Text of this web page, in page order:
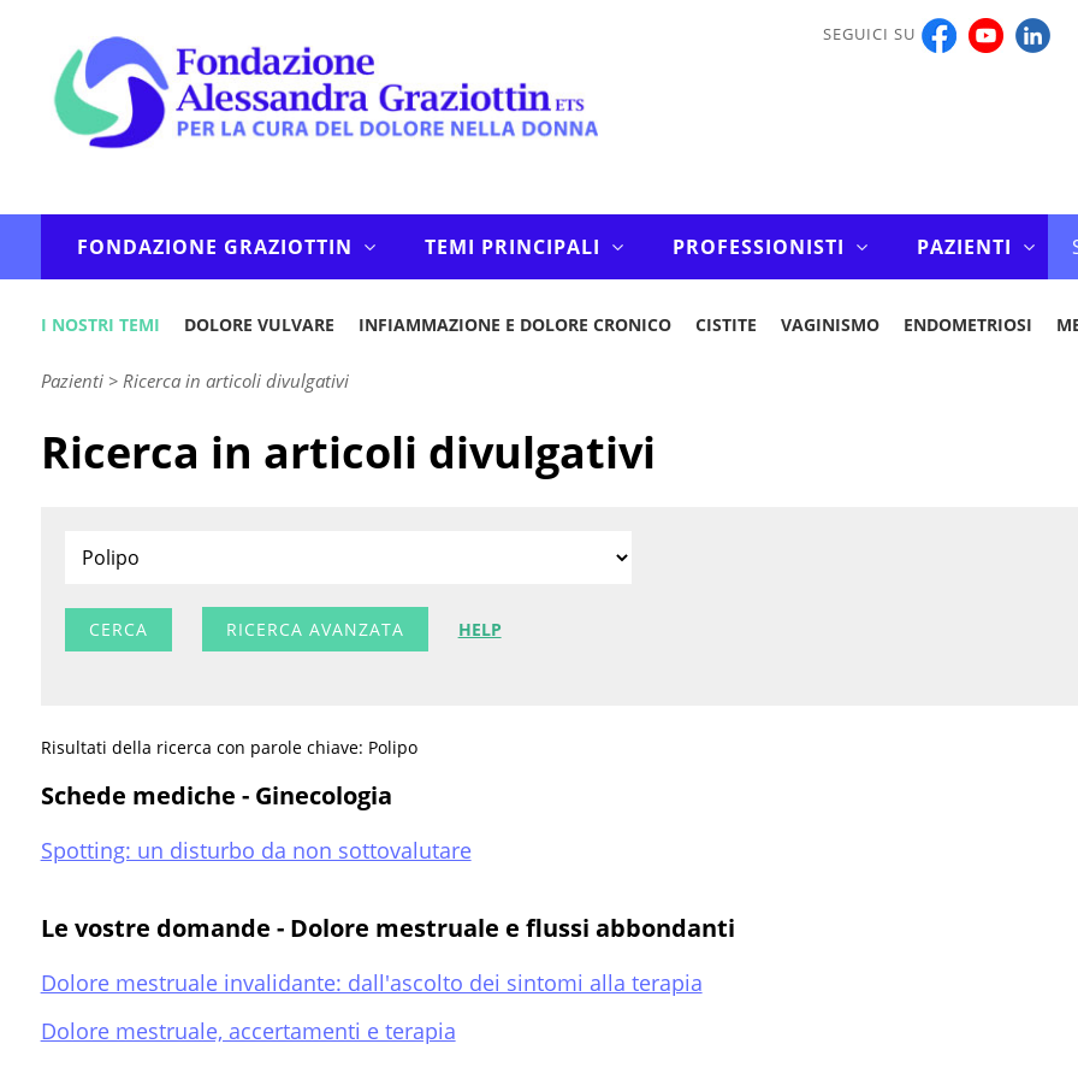
SEGUICI SU
FONDAZIONE GRAZIOTTIN TEMI PRINCIPALI PROFESSIONISTI PAZIENTI
I NOSTRI TEMI DOLORE VULVARE INFIAMMAZIONE E DOLORE CRONICO CISTITE VAGINISMO ENDOMETRIOSI
Pazienti> Ricerca in articoli divulgativi
Ricerca in articoli divulgativi
RICERCA AVANZATA HELP
Risultati della ricerca con parole chiave: Polipo
Schede mediche - Ginecologia
Spotting: un disturbo da non sottovalutare
Le vostre domande - Dolore mestruale e flussi abbondanti
Dolore mestruale invalidante: dall'ascolto dei sintomi alla terapia
Dolore mestruale, accertamenti e terapia